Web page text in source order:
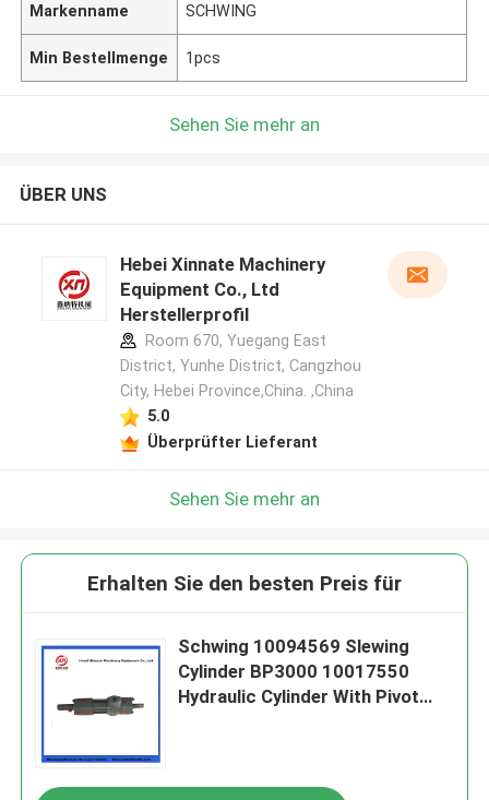
Markenname SCHWING
Min Bestellmenge 1pcs
Sehen Sie mehr an
ÜBER UNS
Hebei Xinnate Machinery
Equipment Co., Ltd
Herstellerprofil
Room 670, Yuegang East
District, Yunhe District, Cangzhou
City, Hebei Province,China. ,China
5.0
Überprüfter Lieferant
Sehen Sie mehr an
Erhalten Sie den besten Preis für
Schwing 10094569 Slewing
Cylinder BP3000 10017550
Hydraulic Cylinder With Pivot